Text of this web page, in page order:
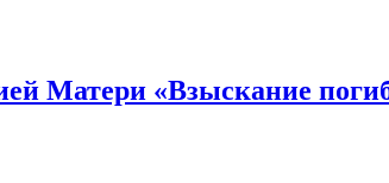
Матери «Взыскание